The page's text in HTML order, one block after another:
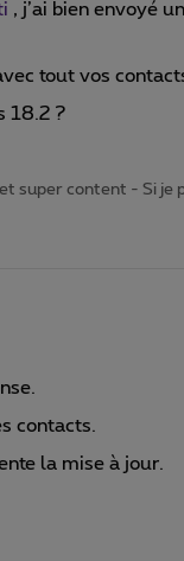
, j’ai bien envoyé
tout vos
18.2 ?
super content - Si je
contacts.
la mise à jour.